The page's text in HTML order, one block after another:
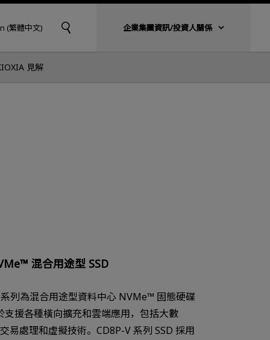
(繁體中文) 企業集團資訊/投資人關係
見解
混合用途型 SSD
列為混合用途型資料中心 NVMe™ 固態硬碟
支援各種橫向擴充和雲端應用，包括大數
易處理和虛擬技術。CD8P-V 系列 SSD 採用